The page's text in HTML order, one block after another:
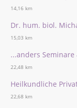
14,16 km
Dr. hum. biol.
15,03 km
...anders
22,48 km
Heilkundliche
22,68 km